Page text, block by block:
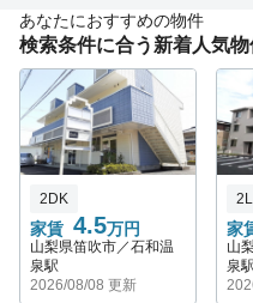
あなたにおすすめの物件
検索条件に合う新着人気物
2DK
家賃 4.5万円
山梨県笛吹市／石和温
泉駅
2026/08/08 更新
家
山
泉駅